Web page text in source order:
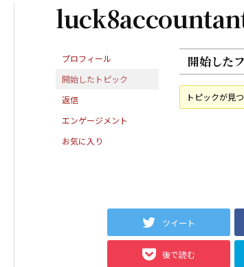
プロフィール
開始したトピック
返信
エンゲージメント
お気に入り
開始した
トピックが見
ツイート
後で読む